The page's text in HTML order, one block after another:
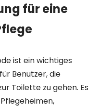
für eine
ist ein wichtiges
Benutzer, die
Toilette zu gehen. Es